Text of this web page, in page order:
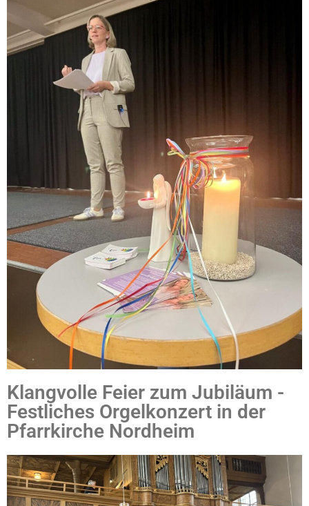
Klangvolle Feier zum Jubiläum -
Festliches Orgelkonzert in der
Pfarrkirche Nordheim